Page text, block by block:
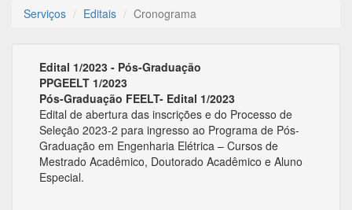
Serviços Editais Cronograma
Edital 1/2023 - Pós-Graduação
PPGEELT 1/2023
Pós-Graduação FEELT- Edital 1/2023
Edital de abertura das inscrições e do Processo de
Seleção 2023-2 para ingresso ao Programa de Pós-
Graduação em Engenharia Elétrica – Cursos de
Mestrado Acadêmico, Doutorado Acadêmico e Aluno
Especial.